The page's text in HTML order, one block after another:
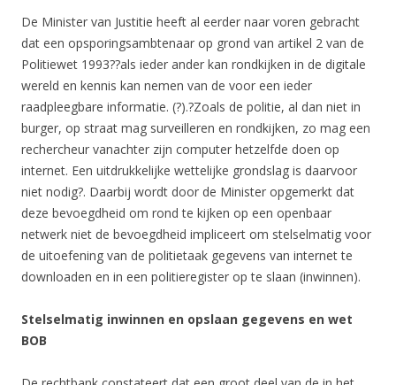
De Minister van Justitie heeft al eerder naar voren gebracht
dat een opsporingsambtenaar op grond van artikel 2 van de
Politiewet 1993??als ieder ander kan rondkijken in de digitale
wereld en kennis kan nemen van de voor een ieder
raadpleegbare informatie. (?).?Zoals de politie, al dan niet in
burger, op straat mag surveilleren en rondkijken, zo mag een
rechercheur vanachter zijn computer hetzelfde doen op
internet. Een uitdrukkelijke wettelijke grondslag is daarvoor
niet nodig?. Daarbij wordt door de Minister opgemerkt dat
deze bevoegdheid om rond te kijken op een openbaar
netwerk niet de bevoegdheid impliceert om stelselmatig voor
de uitoefening van de politietaak gegevens van internet te
downloaden en in een politieregister op te slaan (inwinnen).
Stelselmatig inwinnen en opslaan gegevens en wet
BOB